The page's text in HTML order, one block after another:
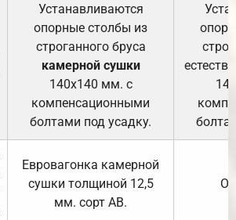
Устанавливаются
опорные столбы из
строганного бруса
камерной сушки
140х140 мм. с
компенсационными
болтами под усадку.
Евровагонка камерной
сушки толщиной 12,5
мм. сорт АВ.